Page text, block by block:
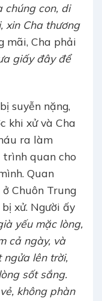
chúng con, di
xin Cha thương
mãi, Cha phải
giấy đây để
suyễn nặng,
khi xử và Cha
ra làm
trình quan cho
Quan
Chuôn Trung
xử. Người ấy
yếu mặc lòng,
cả ngày, và
ngửa lên trời,
sốt sắng.
không phàn